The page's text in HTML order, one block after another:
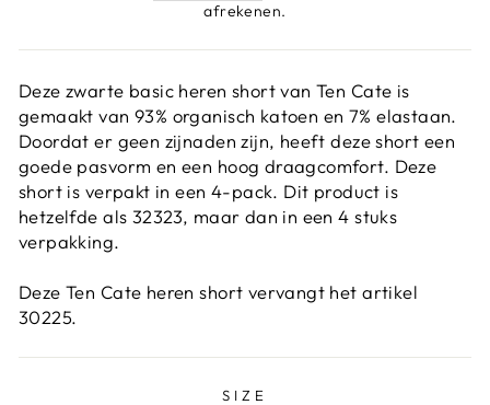
afrekenen.
Deze zwarte basic heren short van Ten Cate is
gemaakt van 93% organisch katoen en 7% elastaan.
Doordat er geen zijnaden zijn, heeft deze short een
goede pasvorm en een hoog draagcomfort. Deze
short is verpakt in een 4-pack. Dit product is
hetzelfde als 32323, maar dan in een 4 stuks
verpakking.
Deze Ten Cate heren short vervangt het artikel
30225.
SIZE